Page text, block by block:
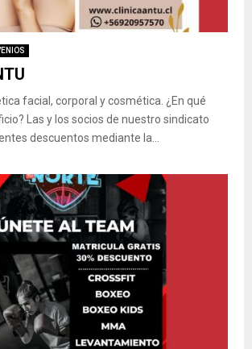
facial, corporal y cosmética. ¿En qué
Las y los socios de nuestro sindicato
descuentos mediante la...